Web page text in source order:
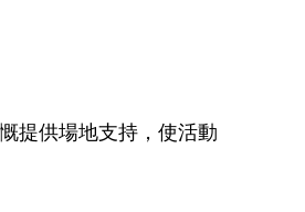
提供場地支持，使活動